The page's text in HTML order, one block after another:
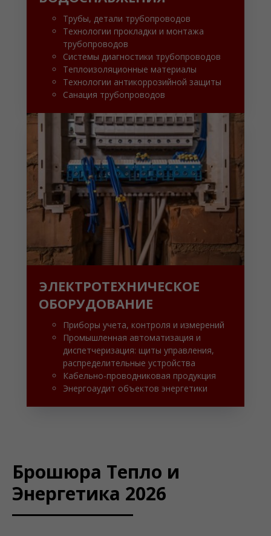
Трубы, детали трубопроводов
Технологии прокладки и монтажа
трубопроводов
Системы диагностики трубопроводов
Теплоизоляционные материалы
Технологии антикоррозийной защиты
Санация трубопроводов
ЭЛЕКТРОТЕХНИЧЕСКОЕ
ОБОРУДОВАНИЕ
Приборы учета, контроля и измерений
Промышленная автоматизация и
диспетчеризация: щиты управления,
распределительные устройства
Кабельно-проводниковая продукция
Энергоаудит объектов энергетики
Брошюра Тепло и
Энергетика 2026